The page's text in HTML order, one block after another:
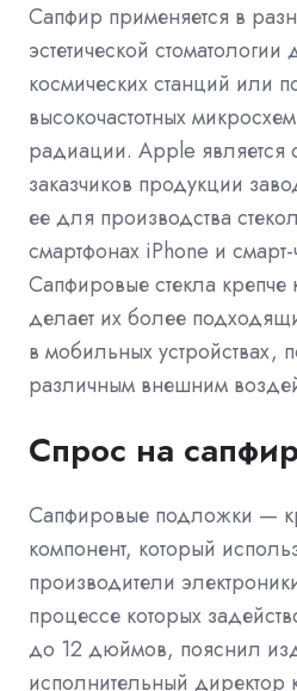
Сапфир применяется в
эстетической
космических станций или
высокочастотных
радиации. Apple является
заказчиков продукции
ее для производства
смартфонах iPhone и
Сапфировые стекла крепче
делает их более
в мобильных устройствах,
различным внешним
Спрос на
Сапфировые подложки —
компонент, который
производители
процессе которых
до 12 дюймов, пояснил
исполнительный директор